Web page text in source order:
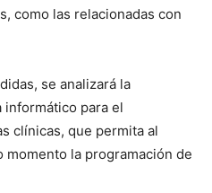
como las relacionadas con
se analizará la
informático para el
clínicas, que permita al
la programación de